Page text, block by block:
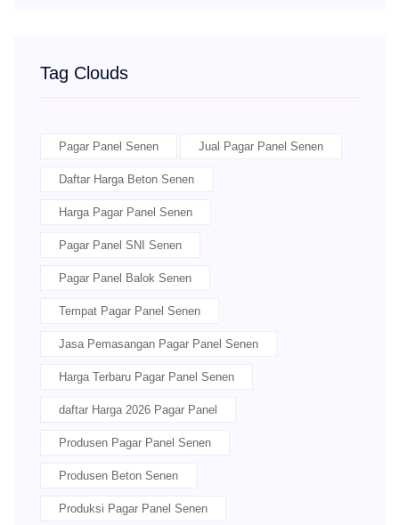
Tag Clouds
Pagar Panel Senen Jual Pagar Panel Senen
Daftar Harga Beton Senen
Harga Pagar Panel Senen
Pagar Panel SNI Senen
Pagar Panel Balok Senen
Tempat Pagar Panel Senen
Jasa Pemasangan Pagar Panel Senen
Harga Terbaru Pagar Panel Senen
daftar Harga 2026 Pagar Panel
Produsen Pagar Panel Senen
Produsen Beton Senen
Produksi Pagar Panel Senen